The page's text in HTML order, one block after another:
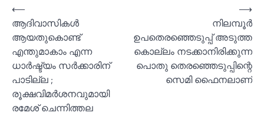
Post
navigation
⟵
ആദിവാസികള്‍
ആയതുകൊണ്ട്
എന്തുമാകാം എന്ന
ധാര്‍ഷ്ട്യം സര്‍ക്കാരിന്
പാടില്ല ;
രൂക്ഷവിമര്‍ശനവുമായി
രമേശ് ചെന്നിത്തല
നിലമ്പൂർ
ഉപതെരഞ്ഞെടുപ്പ് അടുത്ത
കൊല്ലം നടക്കാനിരിക്കുന്ന
പൊതു തെരഞ്ഞെടുപ്പിന്റെ
സെമി ഫൈനലാണ്
⟶